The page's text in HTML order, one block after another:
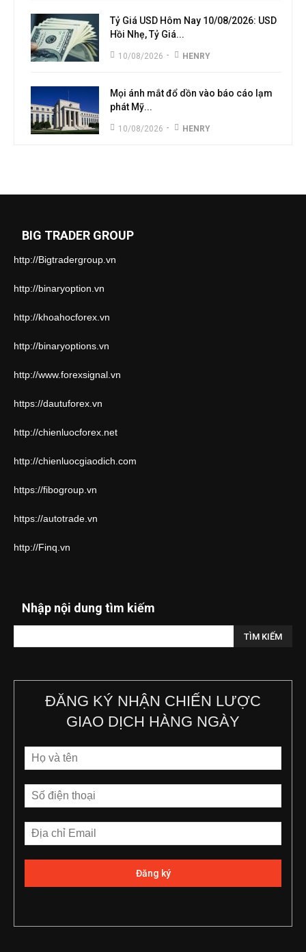
Tỷ Giá USD Hôm Nay 10/08/2026: USD
Hồi Nhẹ, Tỷ Giá...
10/08/2026 - HENRY
Mọi ánh mắt đổ dồn vào báo cáo lạm
phát Mỹ...
10/08/2026 - HENRY
BIG TRADER GROUP
http://Bigtradergroup.vn
http://binaryoption.vn
http://khoahocforex.vn
http://binaryoptions.vn
http://www.forexsignal.vn
https://dautuforex.vn
http://chienluocforex.net
http://chienluocgiaodich.com
https://fibogroup.vn
https://autotrade.vn
http://Finq.vn
Nhập nội dung tìm kiếm
ĐĂNG KÝ NHẬN CHIẾN LƯỢC
GIAO DỊCH HÀNG NGÀY